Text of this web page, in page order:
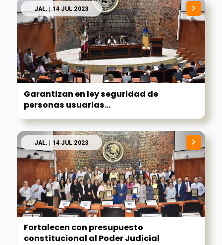
JAL.| 14 JUL 2023
Garantizan en ley seguridad de
personas usuarias...
JAL. | 14 JUL 2023
Fortalecen con presupuesto
constitucional al Poder Judicial